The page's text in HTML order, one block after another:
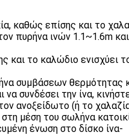
καθώς επίσης και το
πυρήνα ινών 1.1~1.6m και
και το καλώδιο ενισχύει
συμβάσεων θερμότητας
συνδέσει την ίνα,
ανοξείδωτο (ή το
μέση του σωλήνα
ένωση στο δίσκο ίνα-